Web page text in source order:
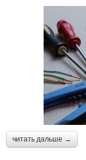
читать дальше →